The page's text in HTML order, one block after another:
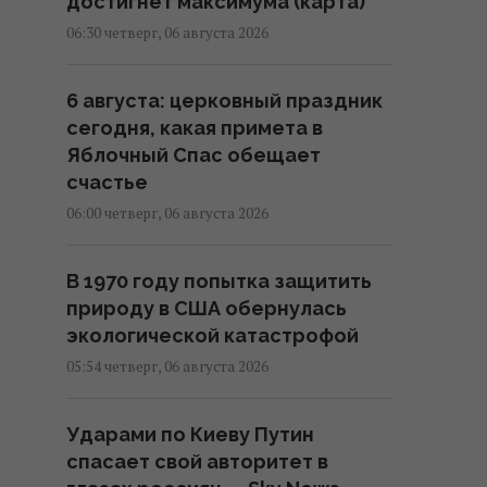
06:30 четверг, 06 августа 2026
6 августа: церковный праздник
сегодня, какая примета в
Яблочный Спас обещает
счастье
06:00 четверг, 06 августа 2026
В 1970 году попытка защитить
природу в США обернулась
экологической катастрофой
05:54 четверг, 06 августа 2026
Ударами по Киеву Путин
спасает свой авторитет в